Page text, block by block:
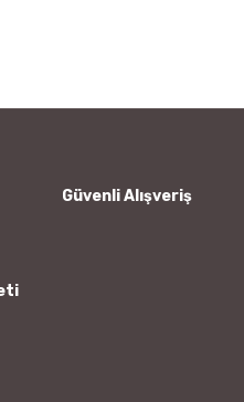
Güvenli Alışveriş